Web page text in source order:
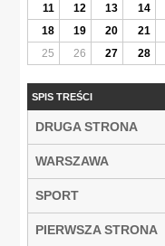
11
12 13 14
18
19 20 21
25
26 27 28
SPIS TREŚCI
DRUGA STRONA
WARSZAWA
SPORT
PIERWSZA STRONA